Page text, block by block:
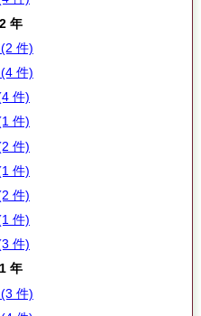
年
件)
件)
件)
件)
件)
件)
件)
件)
件)
年
件)